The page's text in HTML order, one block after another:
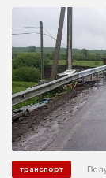
транспорт